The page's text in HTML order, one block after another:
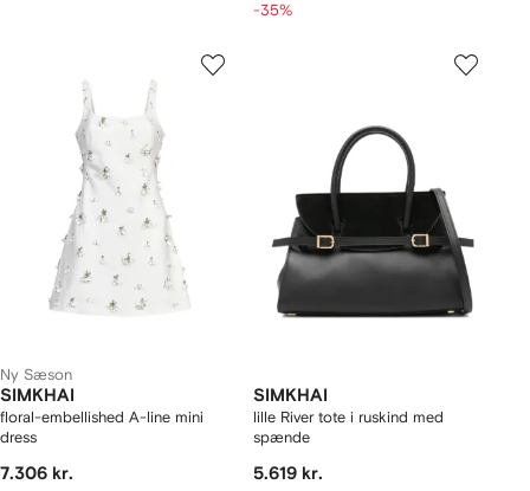
-35%
Ny Sæson
SIMKHAI
floral-embellished A-line mini
dress
7.306 kr.
SIMKHAI
lille River tote i ruskind med
spænde
5.619 kr.